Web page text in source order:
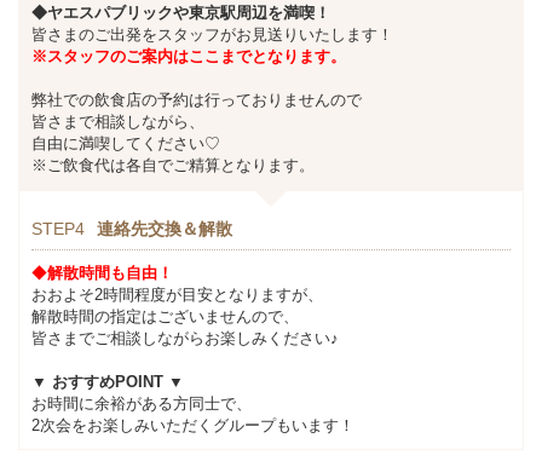
◆ヤエスパブリックや東京駅周辺を満喫！
皆さまのご出発をスタッフがお見送りいたします！
※スタッフのご案内はここまでとなります。
弊社での飲食店の予約は行っておりませんので
皆さまで相談しながら、
自由に満喫してください♡
※ご飲食代は各自でご精算となります。
STEP4 連絡先交換＆解散
◆解散時間も自由！
おおよそ2時間程度が目安となりますが、
解散時間の指定はございませんので、
皆さまでご相談しながらお楽しみください♪
▼ おすすめPOINT ▼
お時間に余裕がある方同士で、
2次会をお楽しみいただくグループもいます！